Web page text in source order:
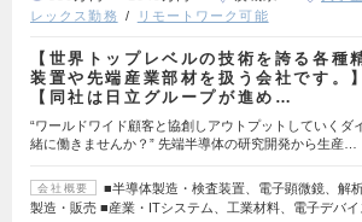
レックス勤務
リモートワーク可能
【世界トップレベルの技術を誇る各種
装置や先端産業部材を扱う会社です。】
【同社は日立グループが進め…
“ワールドワイド顧客と協創しアウトプットしていくダ
緒に働きませんか？” 先端半導体の研究開発から生産…
会社概要
■半導体製造・検査装置、電子顕微鏡、解
製造・販売 ■産業・ITシステム、工業材料、電子デバイ